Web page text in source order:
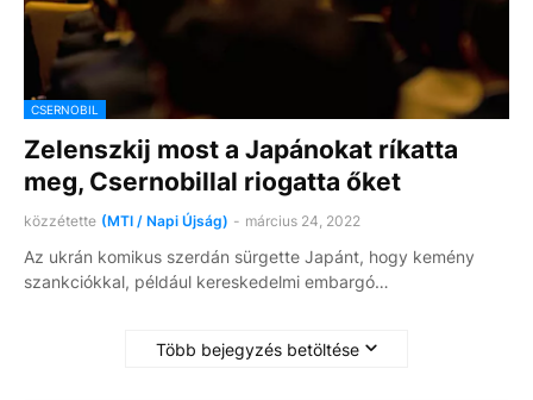
CSERNOBIL
Zelenszkij most a Japánokat ríkatta
meg, Csernobillal riogatta őket
közzétette (MTI / Napi Újság) - március 24, 2022
Az ukrán komikus szerdán sürgette Japánt, hogy kemény
szankciókkal, például kereskedelmi embargó…
Több bejegyzés betöltése